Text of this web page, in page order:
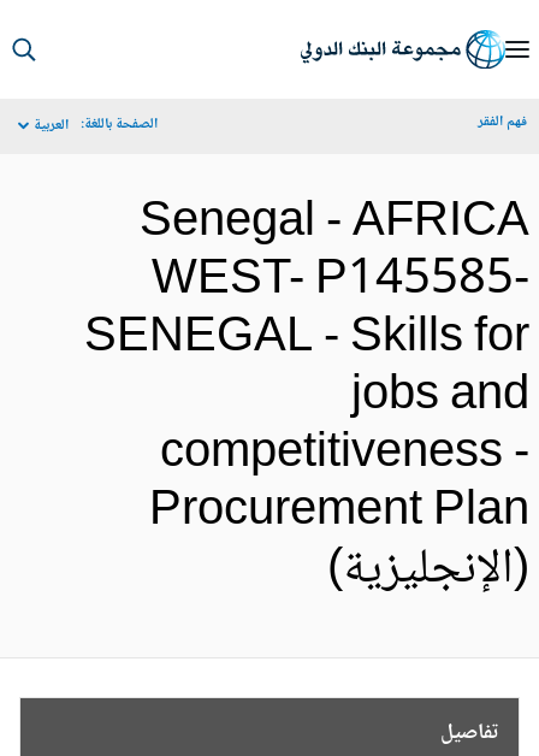
الفقر الصفحة باللغة: العربية
Senegal -
WEST-
SENEGAL - Skills
jobs
competitiveness
Procurement
تفاصيل